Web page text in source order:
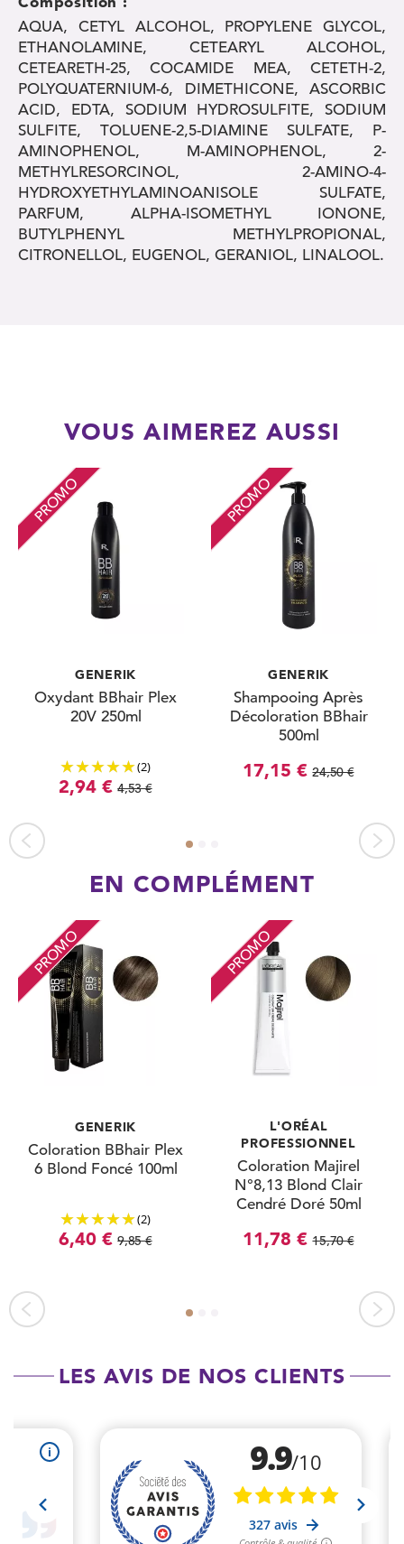
AQUA, CETYL ALCOHOL, PROPYLENE GLYCOL,
ETHANOLAMINE, CETEARYL ALCOHOL,
CETEARETH-25, COCAMIDE MEA, CETETH-2,
POLYQUATERNIUM-6, DIMETHICONE, ASCORBIC
ACID, EDTA, SODIUM HYDROSULFITE, SODIUM
SULFITE, TOLUENE-2,5-DIAMINE SULFATE, P-
AMINOPHENOL, M-AMINOPHENOL, 2-
METHYLRESORCINOL, 2-AMINO-4-
HYDROXYETHYLAMINOANISOLE SULFATE,
PARFUM, ALPHA-ISOMETHYL IONONE,
BUTYLPHENYL METHYLPROPIONAL,
CITRONELLOL, EUGENOL, GERANIOL, LINALOOL.
VOUS AIMEREZ AUSSI
PROMO
GENERIK
Oxydant BBhair Plex
20V 250ml
(2)
2,94 € 4,53 €
PROMO
GENERIK
Shampooing Après
Décoloration BBhair
500ml
17,15 € 24,50 €
EN COMPLÉMENT
PROMO
GENERIK
Coloration BBhair Plex
6 Blond Foncé 100ml
(2)
6,40 € 9,85 €
PROMO
L'ORÉAL
PROFESSIONNEL
Coloration Majirel
N°8,13 Blond Clair
Cendré Doré 50ml
11,78 € 15,70 €
LES AVIS DE NOS CLIENTS